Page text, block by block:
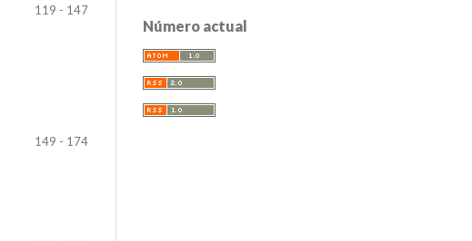
119 - 147
149 - 174
Número actual